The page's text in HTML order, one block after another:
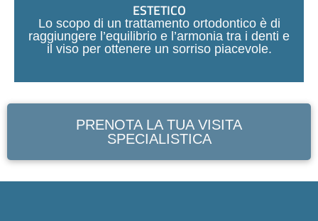
ESTETICO
Lo scopo di un trattamento ortodontico è di
raggiungere l’equilibrio e l’armonia tra i denti e
il viso per ottenere un sorriso piacevole.
PRENOTA LA TUA VISITA
SPECIALISTICA